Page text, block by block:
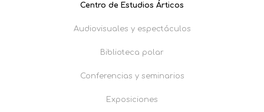
Centro de Estudios Árticos
Audiovisuales y espectáculos
Biblioteca polar
Conferencias y seminarios
Exposiciones